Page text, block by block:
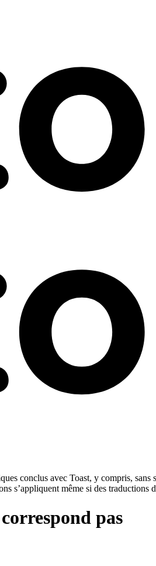
conclus avec Toast, y compris,
s’appliquent même si des traductions
pas